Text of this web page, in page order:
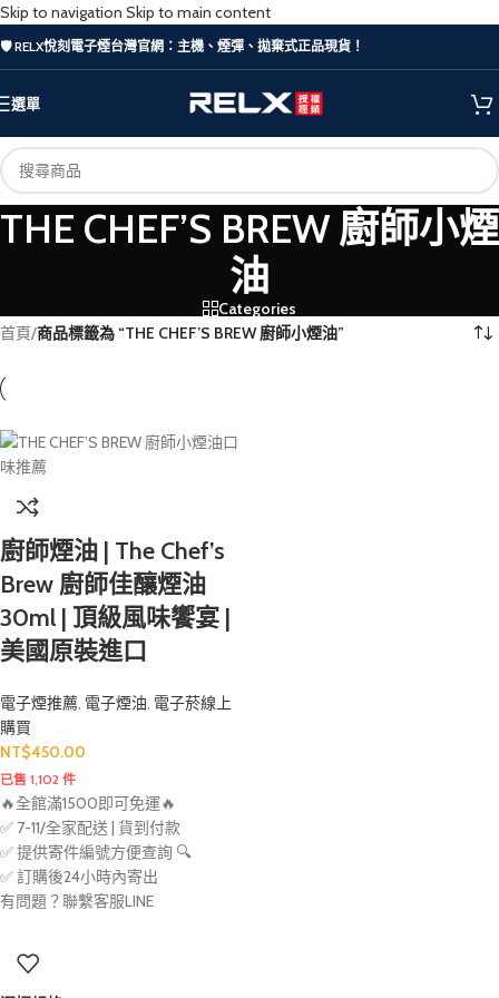
Skip to navigation Skip to main content
🛡️ RELX悅刻電子煙台灣官網：主機、煙彈、拋棄式正品現貨！
選單
THE CHEF’S BREW 廚師小煙
油
Categories
首頁/商品標籤為 “THE CHEF’S BREW 廚師小煙油”
廚師煙油 | The Chef’s
Brew 廚師佳釀煙油
30ml | 頂級風味饗宴 |
美國原裝進口
電子煙推薦, 電子煙油, 電子菸線上
購買
NT$450.00
已售 1,102 件
🔥全館滿1500即可免運🔥
✅ 7-11/全家配送 | 貨到付款
✅ 提供寄件編號方便查詢 🔍
✅ 訂購後24小時內寄出
有問題？聯繫客服LINE